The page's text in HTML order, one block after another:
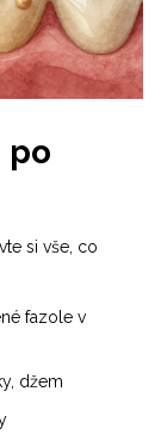
po
si vše, co
fazole v
džem